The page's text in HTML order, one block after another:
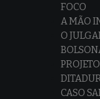
FOCO
A MÃO
O
CASO